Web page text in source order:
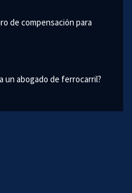
de compensación para
un abogado de ferrocarril?